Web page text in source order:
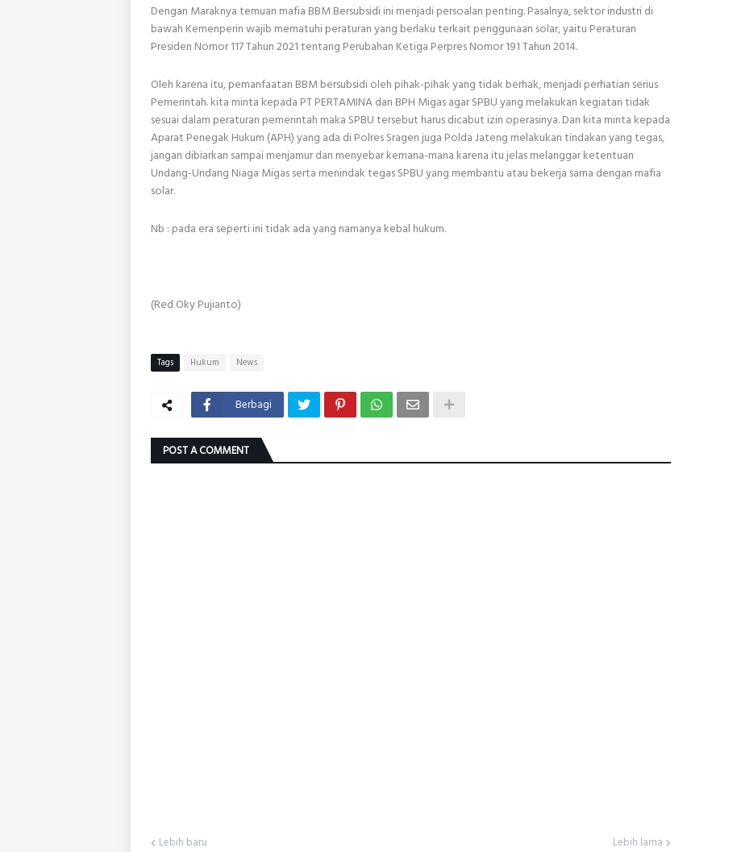
Dengan Maraknya temuan mafia BBM Bersubsidi ini menjadi persoalan penting. Pasalnya, sektor industri di
bawah Kemenperin wajib mematuhi peraturan yang berlaku terkait penggunaan solar, yaitu Peraturan
Presiden Nomor 117 Tahun 2021 tentang Perubahan Ketiga Perpres Nomor 191 Tahun 2014.
Oleh karena itu, pemanfaatan BBM bersubsidi oleh pihak-pihak yang tidak berhak, menjadi perhatian serius
Pemerintah. kita minta kepada PT PERTAMINA dan BPH Migas agar SPBU yang melakukan kegiatan tidak
sesuai dalam peraturan pemerintah maka SPBU tersebut harus dicabut izin operasinya. Dan kita minta kepada
Aparat Penegak Hukum (APH) yang ada di Polres Sragen juga Polda Jateng melakukan tindakan yang tegas,
jangan dibiarkan sampai menjamur dan menyebar kemana-mana karena itu jelas melanggar ketentuan
Undang-Undang Niaga Migas serta menindak tegas SPBU yang membantu atau bekerja sama dengan mafia
solar.
Nb : pada era seperti ini tidak ada yang namanya kebal hukum.
(Red Oky Pujianto)
Tags Hukum News
Berbagi
POST A COMMENT
Lebih baru Lebih lama